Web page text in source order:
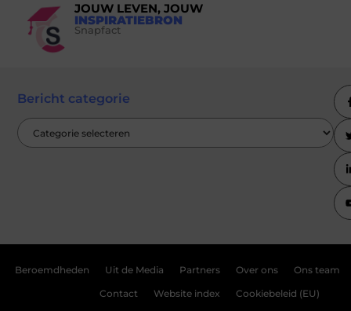
JOUW LEVEN, JOUW
INSPIRATIEBRON
Snapfact
Bericht categorie
Beroemdheden Uit de Media Partners Over ons Ons team
Contact Website index Cookiebeleid (EU)